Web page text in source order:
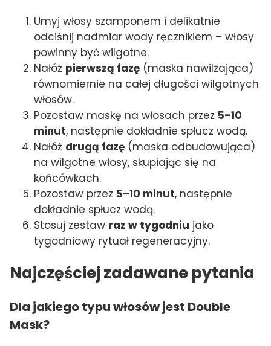
Umyj włosy szamponem i delikatnie
odciśnij nadmiar wody ręcznikiem – włosy
powinny być wilgotne.
Nałóż pierwszą fazę (maska nawilżająca)
równomiernie na całej długości wilgotnych
włosów.
Pozostaw maskę na włosach przez 5–10
minut, następnie dokładnie spłucz wodą.
Nałóż drugą fazę (maska odbudowująca)
na wilgotne włosy, skupiając się na
końcówkach.
Pozostaw przez 5–10 minut, następnie
dokładnie spłucz wodą.
Stosuj zestaw raz w tygodniu jako
tygodniowy rytuał regeneracyjny.
Najczęściej zadawane pytania
Dla jakiego typu włosów jest Double
Mask?